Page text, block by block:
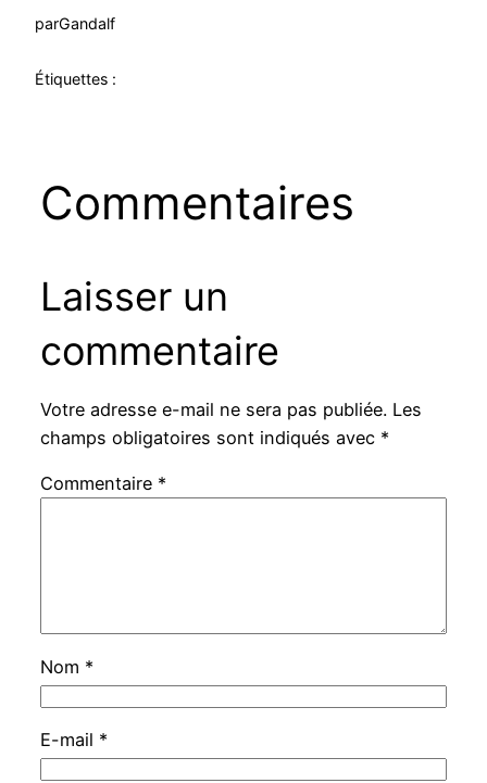
parGandalf
Étiquettes :
Commentaires
Laisser un
commentaire
Votre adresse e-mail ne sera pas publiée. Les
champs obligatoires sont indiqués avec *
Commentaire *
Nom *
E-mail *